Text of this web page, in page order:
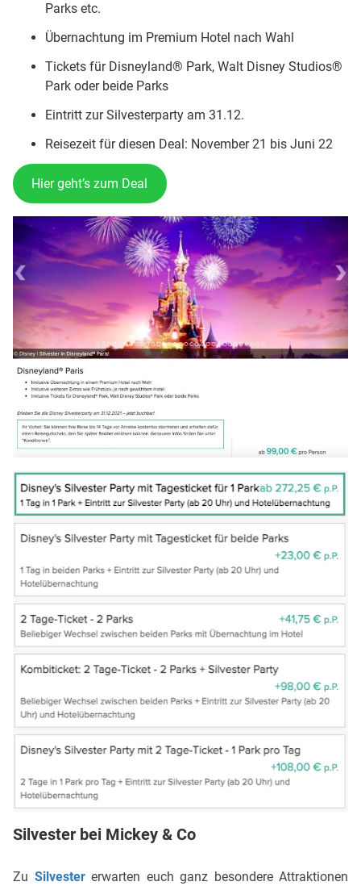
Parks etc.
Übernachtung im Premium Hotel nach Wahl
Tickets für Disneyland® Park, Walt Disney Studios®
Park oder beide Parks
Eintritt zur Silvesterparty am 31.12.
Reisezeit für diesen Deal: November 21 bis Juni 22
Hier geht’s zum Deal
Silvester bei Mickey & Co
Zu Silvestererwarten euch ganz besondere Attraktionen